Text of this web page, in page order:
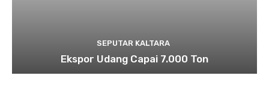
SEPUTAR KALTARA
Ekspor Udang Capai 7.000 Ton